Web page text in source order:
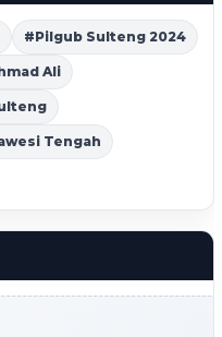
#Pilgub Sulteng 2024
Ali
Tengah